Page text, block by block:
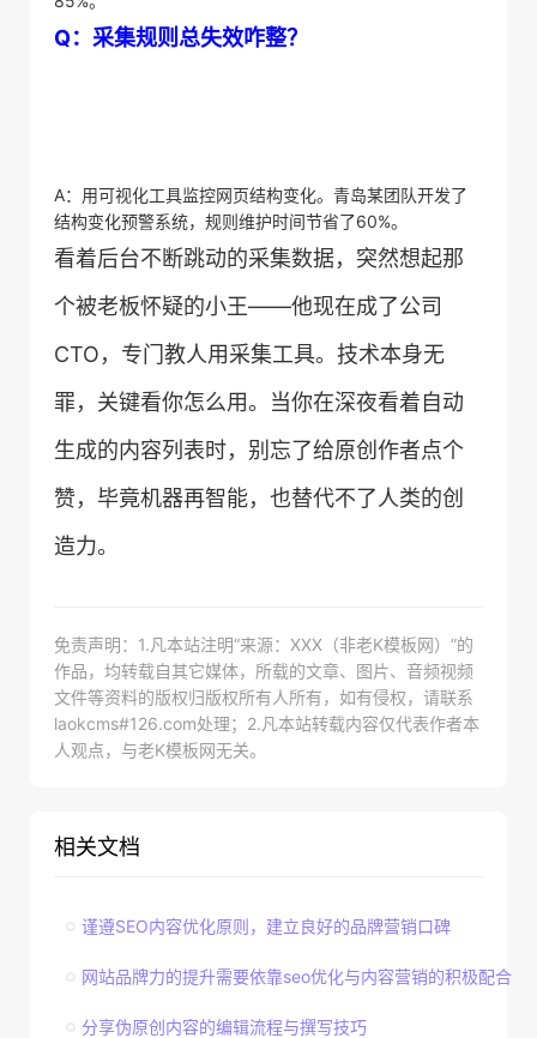
​Q：采集规则总失效咋整？​
A：用可视化工具监控网页结构变化。青岛某团队开发了
结构变化预警系统，规则维护时间节省了60%。
看着后台不断跳动的采集数据，突然想起那
个被老板怀疑的小王——他现在成了公司
CTO，专门教人用采集工具。技术本身无
罪，关键看你怎么用。当你在深夜看着自动
生成的内容列表时，别忘了给原创作者点个
赞，毕竟机器再智能，也替代不了人类的创
造力。
免责声明：1.凡本站注明“来源：XXX（非老K模板网）”的
作品，均转载自其它媒体，所载的文章、图片、音频视频
文件等资料的版权归版权所有人所有，如有侵权，请联系
laokcms#126.com处理；2.凡本站转载内容仅代表作者本
人观点，与老K模板网无关。
相关文档
谨遵SEO内容优化原则，建立良好的品牌营销口碑
网站品牌力的提升需要依靠seo优化与内容营销的积极配合
分享伪原创内容的编辑流程与撰写技巧